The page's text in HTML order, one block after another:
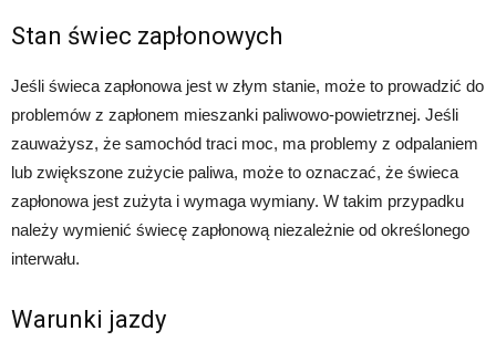
Stan świec zapłonowych
Jeśli świeca zapłonowa jest w złym stanie, może to prowadzić do
problemów z zapłonem mieszanki paliwowo-powietrznej. Jeśli
zauważysz, że samochód traci moc, ma problemy z odpalaniem
lub zwiększone zużycie paliwa, może to oznaczać, że świeca
zapłonowa jest zużyta i wymaga wymiany. W takim przypadku
należy wymienić świecę zapłonową niezależnie od określonego
interwału.
Warunki jazdy